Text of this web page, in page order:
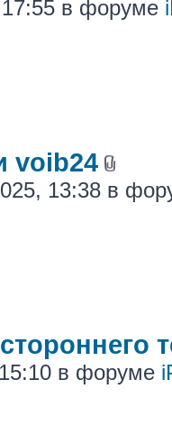
в форуме
voib24
13:38 в
в форуме